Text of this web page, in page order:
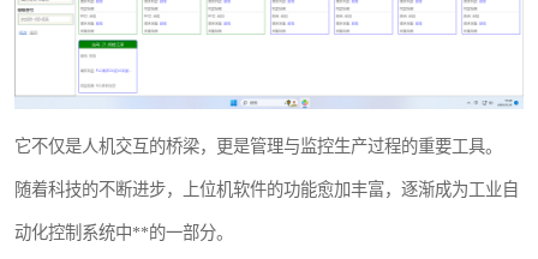
它不仅是人机交互的桥梁，更是管理与监控生产过程的重要工具。
随着科技的不断进步，上位机软件的功能愈加丰富，逐渐成为工业自
动化控制系统中**的一部分。
串口上位机软件
运动控制上位机软件
物流线调度控制软件